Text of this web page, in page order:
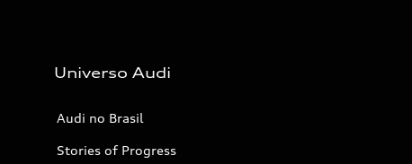
Universo Audi
Audi no Brasil
Stories of Progress